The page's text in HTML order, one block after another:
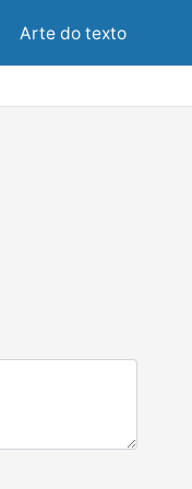
Arte do texto